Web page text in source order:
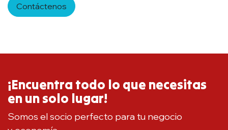
Contáctenos
¡Encuentra todo lo que necesitas
en un solo lugar!
Somos el socio perfecto para tu negocio